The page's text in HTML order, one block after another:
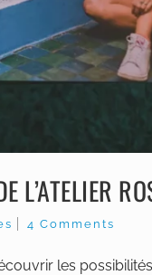
L’ATELIER
4 Comments
les